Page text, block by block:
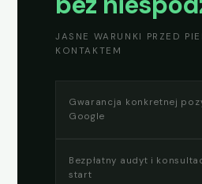
JASNE WARUNKI PRZED
KONTAKTEM
Gwarancja konkretnej
Google
Bezpłatny audyt i
start